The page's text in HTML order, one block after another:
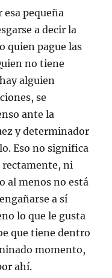
esa pequeña
a decir la
quien pague las
no tiene
alguien
se
ante la
y determinador
Eso no significa
rectamente, ni
al menos no está
a sí
lo que le gusta
que tiene dentro
momento,
ahí.